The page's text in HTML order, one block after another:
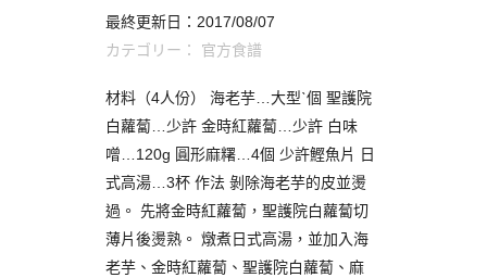
最終更新日：2017/08/07
カテゴリー： 官方食譜
材料（4人份） 海老芋…大型ˋ個 聖護院
白蘿蔔…少許 金時紅蘿蔔…少許 白味
噌…120g 圓形麻糬…4個 少許鰹魚片 日
式高湯…3杯 作法 剝除海老芋的皮並燙
過。 先將金時紅蘿蔔，聖護院白蘿蔔切
薄片後燙熟。 燉煮日式高湯，並加入海
老芋、金時紅蘿蔔、聖護院白蘿蔔、麻